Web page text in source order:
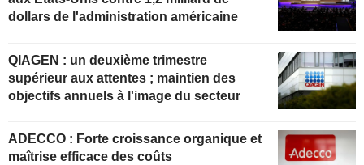
dollars de l'administration américaine
QIAGEN : un deuxième trimestre
supérieur aux attentes ; maintien des
objectifs annuels à l'image du secteur
ADECCO : Forte croissance organique et
maîtrise efficace des coûts